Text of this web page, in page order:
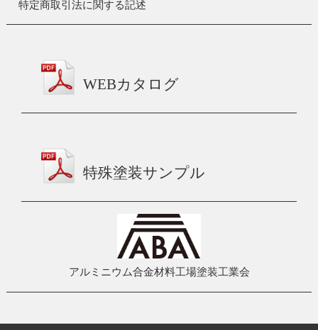
特定商取引法に関する記述
WEBカタログ
特殊塗装サンプル
アルミニウム合金材料工場塗装工業会